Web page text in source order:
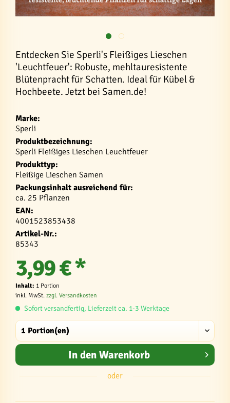
Entdecken Sie Sperli's Fleißiges Lieschen
'Leuchtfeuer': Robuste, mehltauresistente
Blütenpracht für Schatten. Ideal für Kübel &
Hochbeete. Jetzt bei Samen.de!
Marke:
Sperli
Produktbezeichnung:
Sperli Fleißiges Lieschen Leuchtfeuer
Produkttyp:
Fleißige Lieschen Samen
Packungsinhalt ausreichend für:
ca. 25 Pflanzen
EAN:
4001523853438
Artikel-Nr.:
85343
3,99 € *
Inhalt: 1 Portion
inkl. MwSt. zzgl. Versandkosten
Sofort versandfertig, Lieferzeit ca. 1-3 Werktage
In den Warenkorb
oder